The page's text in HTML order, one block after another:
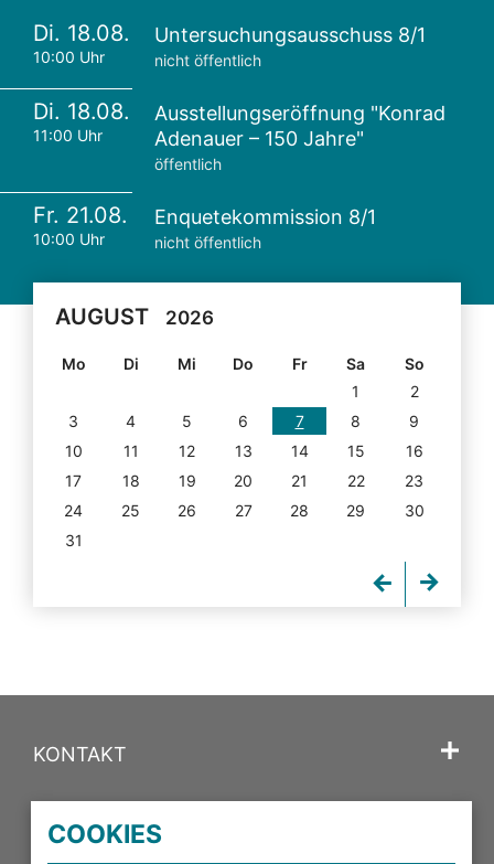
Di. 18.08.
10:00 Uhr
Untersuchungsausschuss 8/1
nicht öffentlich
Di. 18.08.
11:00 Uhr
Ausstellungseröffnung "Konrad
Adenauer – 150 Jahre"
öffentlich
Fr. 21.08.
10:00 Uhr
Enquetekommission 8/1
nicht öffentlich
AUGUST 2026
Mo Di Mi Do Fr Sa
So
1
2
3
4 5 6 7 8
9
10
11 12 13 14 15
16
17
18 19 20 21 22
23
24
25 26 27 28 29
30
31
KONTAKT
COOKIES